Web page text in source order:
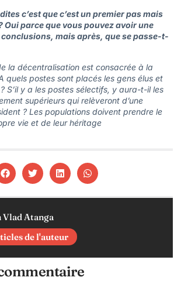
c’est que c’est un premier pas mais
Oui parce que vous pouvez avoir une
mais après, que se passe-t-
la décentralisation est consacrée à la
quels postes sont placés les gens élus et
S’il y a les postes sélectifs, y aura-t-il les
supérieurs qui relèveront d’une
? Les populations doivent prendre le
vie et de leur héritage
Vlad Atanga
de l'auteur